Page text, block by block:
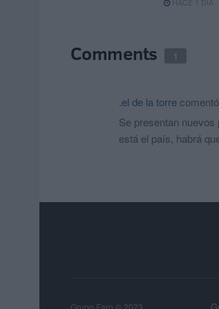
HACE 1 DÍA
Comments 1
.el de la torre
Se presentan
está el país, habrá